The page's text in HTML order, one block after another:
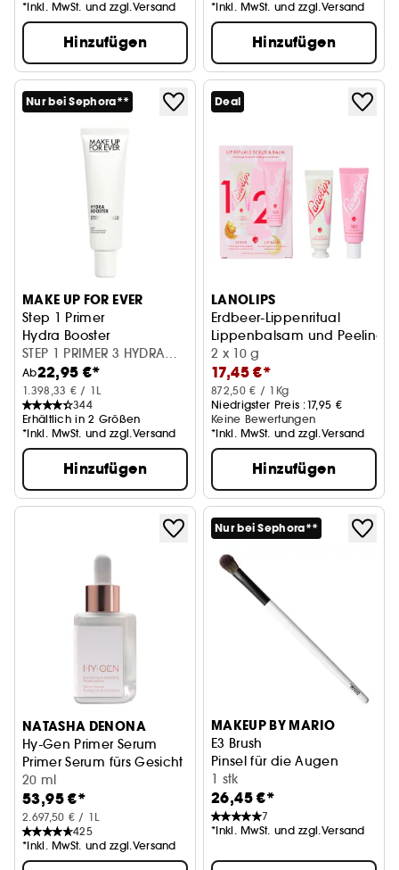
*Inkl. MwSt. und zzgl.Versand
Hinzufügen
*Inkl. MwSt. und zzgl.Versand
Hinzufügen
Nur bei Sephora**
MAKE UP FOR EVER
Step 1 Primer
Hydra Booster
STEP 1 PRIMER 3 HYDRA
BOOSTER (30 ml)
Ab22,95 €*
1.398,33 € / 1L
344
Erhältlich in 2 Größen
*Inkl. MwSt. und zzgl.Versand
Hinzufügen
Deal
LANOLIPS
Erdbeer-Lippenritual
Lippenbalsam und Peeling
2 x 10 g
17,45 €*
872,50 € / 1Kg
Niedrigster Preis :17,95 €
Keine Bewertungen
*Inkl. MwSt. und zzgl.Versand
Hinzufügen
NATASHA DENONA
Hy-Gen Primer Serum
Primer Serum fürs Gesicht
20 ml
53,95 €*
2.697,50 € / 1L
425
*Inkl. MwSt. und zzgl.Versand
Nur bei Sephora**
MAKEUP BY MARIO
E3 Brush
Pinsel für die Augen
1 stk
26,45 €*
7
*Inkl. MwSt. und zzgl.Versand